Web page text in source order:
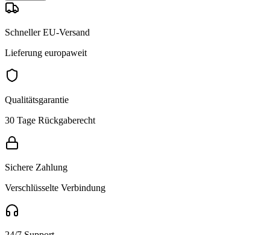
Schneller EU-Versand
Lieferung europaweit
Qualitätsgarantie
30 Tage Rückgaberecht
Sichere Zahlung
Verschlüsselte Verbindung